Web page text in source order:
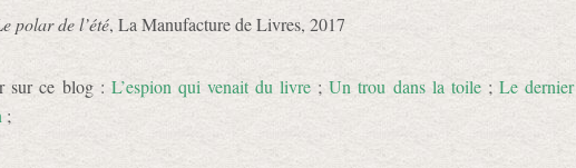
polar de l’été, La Manufacture de Livres, 2017
sur ce blog : L’espion qui venait du livre ;Un trou dans la toile; Le dernier
;